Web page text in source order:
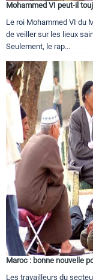
Mohammed VI peut-il
Le roi Mohammed VI du
de veiller sur les lieux
Seulement, le rap...
Maroc : bonne nouvelle
Les travailleurs du